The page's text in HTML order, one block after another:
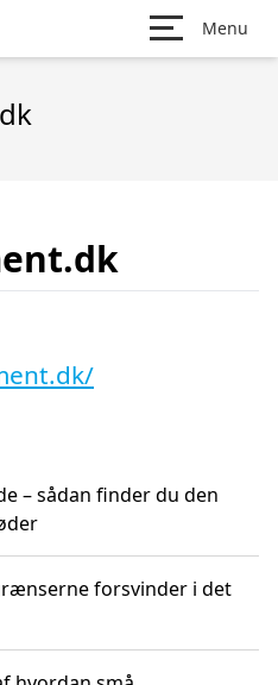
Menu
– sådan finder du den
forsvinder i det